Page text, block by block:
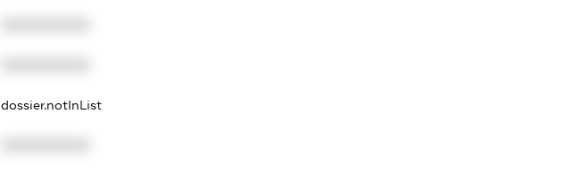
dossier.notInList